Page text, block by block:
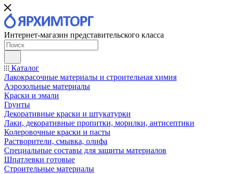
Интернет-магазин представительского класса
Каталог
Лакокрасочные материалы и строительная химия
Аэрозольные материалы
Краски и эмали
Грунты
Декоративные краски и штукатурки
Лаки, декоративные пропитки, морилки, антисептики
Колеровочные краски и пасты
Растворители, смывка, олифа
Специальные составы для защиты материалов
Шпатлевки готовые
Строительные материалы